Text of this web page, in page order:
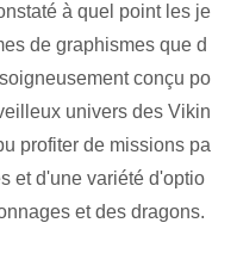
à quel point les je
de graphismes que d
conçu po
univers des Vikin
profiter de missions pa
et d'une variété d'optio
et des dragons.